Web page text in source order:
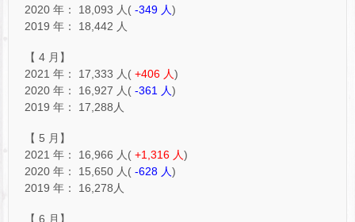
2020 年： 18,093 人( -349 人)
2019 年： 18,442 人
【 4 月】
2021 年： 17,333 人( +406 人)
2020 年： 16,927 人( -361 人)
2019 年： 17,288人
【 5 月】
2021 年： 16,966 人( +1,316 人)
2020 年： 15,650 人( -628 人)
2019 年： 16,278人
【 6 月】